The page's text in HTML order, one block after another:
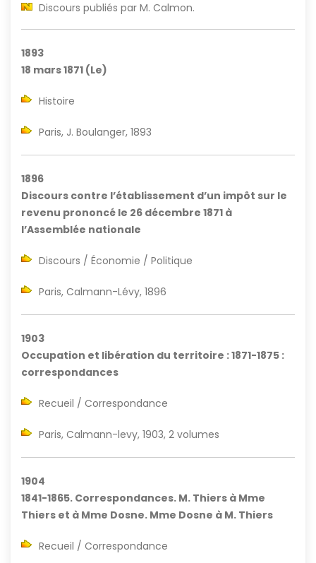
Discours publiés par M. Calmon.
1893
18 mars 1871 (Le)
Histoire
Paris, J. Boulanger, 1893
1896
Discours contre l’établissement d’un impôt sur le
revenu prononcé le 26 décembre 1871 à
l’Assemblée nationale
Discours / Économie / Politique
Paris, Calmann-Lévy, 1896
1903
Occupation et libération du territoire : 1871-1875 :
correspondances
Recueil / Correspondance
Paris, Calmann-levy, 1903, 2 volumes
1904
1841-1865. Correspondances. M. Thiers à Mme
Thiers et à Mme Dosne. Mme Dosne à M. Thiers
Recueil / Correspondance